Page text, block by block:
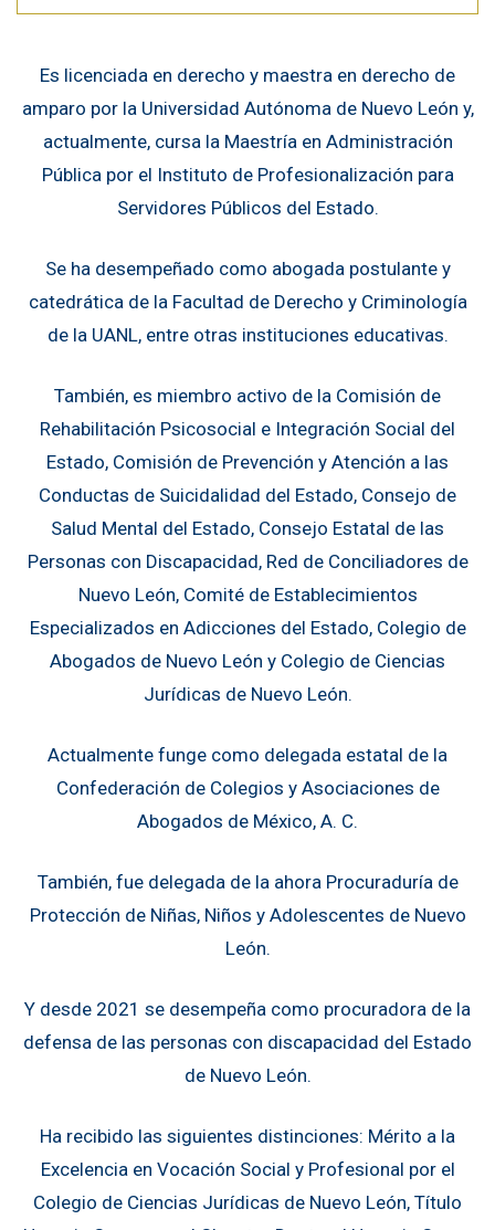
Es licenciada en derecho y maestra en derecho de
amparo por la Universidad Autónoma de Nuevo León y,
actualmente, cursa la Maestría en Administración
Pública por el Instituto de Profesionalización para
Servidores Públicos del Estado.
Se ha desempeñado como abogada postulante y
catedrática de la Facultad de Derecho y Criminología
de la UANL, entre otras instituciones educativas.
También, es miembro activo de la Comisión de
Rehabilitación Psicosocial e Integración Social del
Estado, Comisión de Prevención y Atención a las
Conductas de Suicidalidad del Estado, Consejo de
Salud Mental del Estado, Consejo Estatal de las
Personas con Discapacidad, Red de Conciliadores de
Nuevo León, Comité de Establecimientos
Especializados en Adicciones del Estado, Colegio de
Abogados de Nuevo León y Colegio de Ciencias
Jurídicas de Nuevo León.
Actualmente funge como delegada estatal de la
Confederación de Colegios y Asociaciones de
Abogados de México, A. C.
También, fue delegada de la ahora Procuraduría de
Protección de Niñas, Niños y Adolescentes de Nuevo
León.
Y desde 2021 se desempeña como procuradora de la
defensa de las personas con discapacidad del Estado
de Nuevo León.
Ha recibido las siguientes distinciones: Mérito a la
Excelencia en Vocación Social y Profesional por el
Colegio de Ciencias Jurídicas de Nuevo León, Título